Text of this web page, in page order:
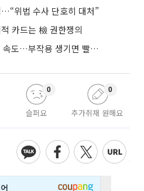
위법 수사 단호히 대처”
카드는 檢 권한쟁의
정성호 “형소법 개정, 빛의 속도…부작용 생기면 빨리 고쳐야”
슬퍼요
0
추가취재 원해요
0